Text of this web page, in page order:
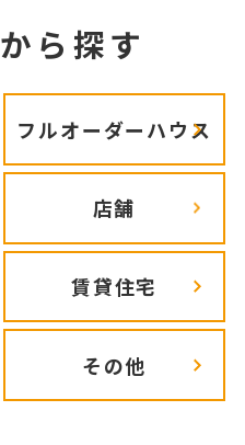
から探す
フルオーダーハウス
店舗
賃貸住宅
その他